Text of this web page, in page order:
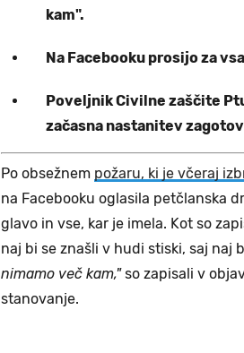
kam".
Na Facebooku prosijo za
Poveljnik Civilne zaščite
začasna nastanitev
Po obsežnem požaru, ki je včeraj
na Facebooku oglasila petčlanska
glavo in vse, kar je imela. Kot so
naj bi se znašli v hudi stiski, saj naj
nimamo več kam,"so zapisali v
stanovanje.